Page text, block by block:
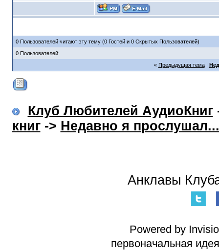
0 Пользователей читают эту тему (0 Гостей и 0 Скрытых Пользователей)
0 Пользователей:
« Предыдущая тема|
Клуб Любителей АудиоКниг
книг-> Недавно я прослушал...
Анклавы
Powered by
первоначальная